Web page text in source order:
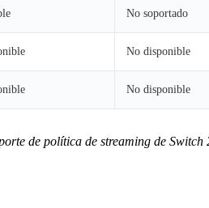
No soportado
No disponible
No disponible
de política de streaming de Switch